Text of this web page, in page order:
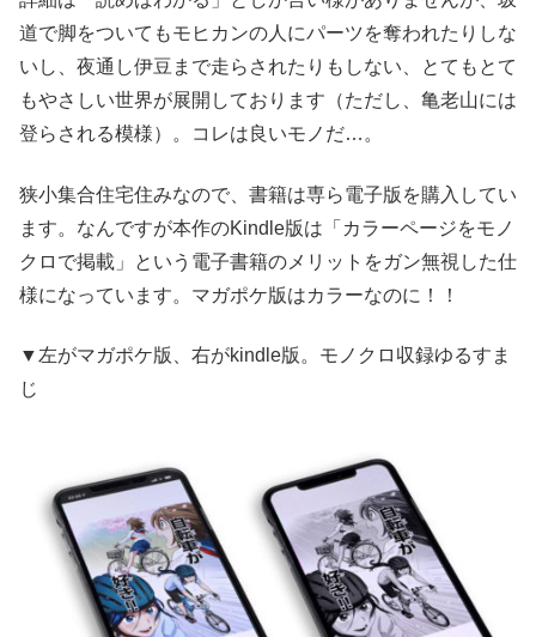
道で脚をついてもモヒカンの人にパーツを奪われたりしな
いし、夜通し伊豆まで走らされたりもしない、とてもとて
もやさしい世界が展開しております（ただし、亀老山には
登らされる模様）。コレは良いモノだ…。
狭小集合住宅住みなので、書籍は専ら電子版を購入してい
ます。なんですが本作のKindle版は「カラーページをモノ
クロで掲載」という電子書籍のメリットをガン無視した仕
様になっています。マガポケ版はカラーなのに！！
▼左がマガポケ版、右がkindle版。モノクロ収録ゆるすま
じ